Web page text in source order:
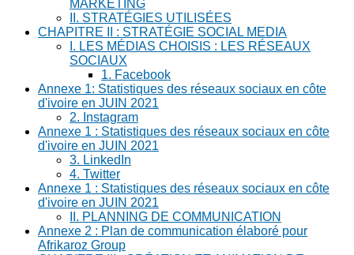
MARKETING
II. STRATÉGIES UTILISÉES
CHAPITRE II : STRATÉGIE SOCIAL MEDIA
I. LES MÉDIAS CHOISIS : LES RÉSEAUX
SOCIAUX
1. Facebook
Annexe 1: Statistiques des réseaux sociaux en côte
d'ivoire en JUIN 2021
2. Instagram
Annexe 1 : Statistiques des réseaux sociaux en côte
d'ivoire en JUIN 2021
3. LinkedIn
4. Twitter
Annexe 1 : Statistiques des réseaux sociaux en côte
d'ivoire en JUIN 2021
II. PLANNING DE COMMUNICATION
Annexe 2 : Plan de communication élaboré pour
Afrikaroz Group